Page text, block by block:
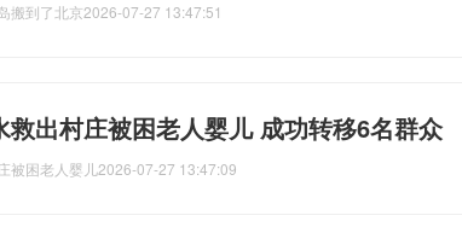
搬到了北京2026-07-27 13:47:51
救出村庄被困老人婴儿 成功转移6名群众
被困老人婴儿2026-07-27 13:47:09